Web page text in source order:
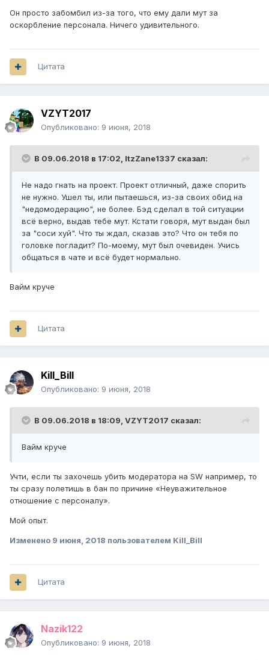
Он просто забомбил из-за того, что ему дали мут за
оскорбление персонала. Ничего удивительного.
Цитата
VZYT2017
Опубликовано: 9 июня, 2018
В 09.06.2018 в 17:02, ItzZane1337 сказал:
Не надо гнать на проект. Проект отличный, даже спорить
не нужно. Ушел ты, или пытаешься, из-за своих обид на
"недомодерацию", не более. Бэд сделал в той ситуации
всё верно, выдав тебе мут. Кстати говоря, мут выдан был
за "соси хуй". Что ты ждал, сказав это? Что он тебя по
головке погладит? По-моему, мут был очевиден. Учись
общаться в чате и всё будет нормально.
Вайм круче
Цитата
Kill_Bill
Опубликовано: 9 июня, 2018
В 09.06.2018 в 18:09, VZYT2017 сказал:
Вайм круче
Учти, если ты захочешь убить модератора на SW например, то
ты сразу полетишь в бан по причине «Неуважительное
отношение с персоналу».
Мой опыт.
Изменено 9 июня, 2018 пользователем Kill_Bill
Цитата
Nazik122
Опубликовано: 9 июня, 2018